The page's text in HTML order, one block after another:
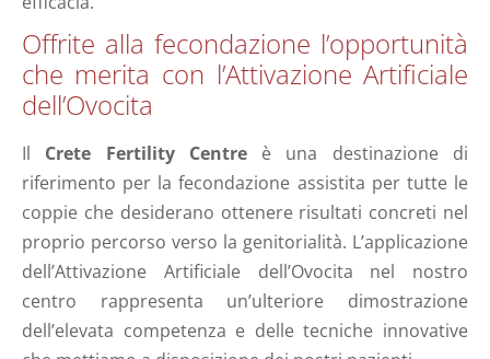
Offrite alla fecondazione l’opportunità
che merita con l’Attivazione Artificiale
dell’Ovocita
Il Crete Fertility Centreè una destinazione di
riferimento per la fecondazione assistita per tutte le
coppie che desiderano ottenere risultati concreti nel
proprio percorso verso la genitorialità. L’applicazione
dell’Attivazione Artificiale dell’Ovocita nel nostro
centro rappresenta un’ulteriore dimostrazione
dell’elevata competenza e delle tecniche innovative